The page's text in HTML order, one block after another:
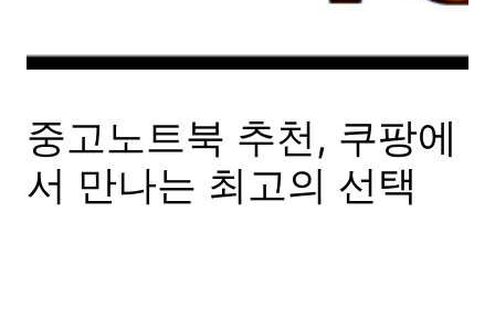
중고노트북 추천, 쿠팡에
서 만나는 최고의 선택